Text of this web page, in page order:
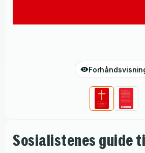
Sosialistenes guide